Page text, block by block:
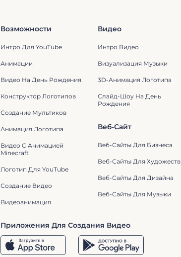
Возможности
Интро Для YouTube
Анимации
Видео На День Рождения
Конструктор Логотипов
Создание Мультиков
Анимация Логотипа
Видео С Анимацией
Minecraft
Логотип Для YouTube
Создание Видео
Видеоанимация
Приложения Для Создания Видео
Видео
Интро Видео
Визуализация Музыки
3D-Анимация Логотипа
Слайд-Шоу На День
Рождения
Веб-Сайт
Веб-Сайты Для Бизнеса
Веб-Сайты Для Художеств
Веб-Сайты Для Дизайна
Веб-Сайты Для Музыки